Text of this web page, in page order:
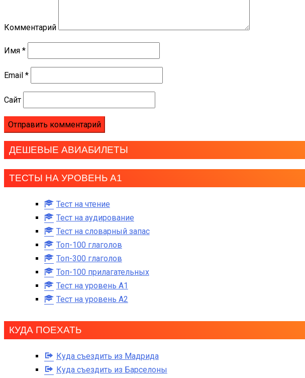
Комментарий
Имя *
Email *
Сайт
ДЕШЕВЫЕ АВИАБИЛЕТЫ
ТЕСТЫ НА УРОВЕНЬ А1
Тест на чтение
Тест на аудирование
Тест на словарный запас
Топ-100 глаголов
Топ-300 глаголов
Топ-100 прилагательных
Тест на уровень A1
Тест на уровень A2
КУДА ПОЕХАТЬ
Куда съездить из Мадрида
Куда съездить из Барселоны